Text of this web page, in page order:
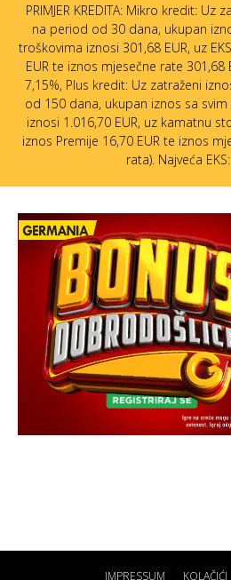
PRIMJER KREDITA: Mikro kredit: Uz
na period od 30 dana, ukupan
troškovima iznosi 301,68 EUR, uz
EUR te iznos mjesečne rate 301,68
7,15%, Plus kredit: Uz zatraženi
od 150 dana, ukupan iznos sa
iznosi 1.016,70 EUR, uz kamatnu
iznos Premije 16,70 EUR te iznos
rata). Najveća
IMPRESSUM KOLAČIĆI